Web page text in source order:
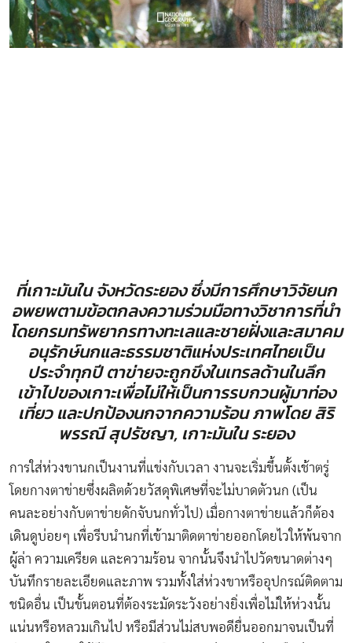
ที่เกาะมันใน จังหวัดระยอง ซึ่งมีการศึกษาวิจัยนก
อพยพตามข้อตกลงความร่วมมือทางวิชาการที่นำ
โดยกรมทรัพยากรทางทะเลและชายฝั่งและสมาคม
อนุรักษ์นกและธรรมชาติแห่งประเทศไทยเป็น
ประจำทุกปี ตาข่ายจะถูกขึงในเทรลด้านในลึก
เข้าไปของเกาะเพื่อไม่ให้เป็นการรบกวนผู้มาท่อง
เที่ยว และปกป้องนกจากความร้อน ภาพโดย สิริ
พรรณี สุปรัชญา, เกาะมันใน ระยอง
การใส่ห่วงขานกเป็นงานที่แข่งกับเวลา งานจะเริ่มขึ้นตั้งเช้าตรู่
โดยกางตาข่ายซึ่งผลิตด้วยวัสดุพิเศษที่จะไม่บาดตัวนก (เป็น
คนละอย่างกับตาข่ายดักจับนกทั่วไป) เมื่อกางตาข่ายแล้วก็ต้อง
เดินดูบ่อยๆ เพื่อรีบนำนกที่เข้ามาติดตาข่ายออกโดยไวให้พ้นจาก
ผู้ล่า ความเครียด และความร้อน จากนั้นจึงนำไปวัดขนาดต่างๆ
บันทึกรายละเอียดและภาพ รวมทั้งใส่ห่วงขาหรืออุปกรณ์ติดตาม
ชนิดอื่น เป็นขั้นตอนที่ต้องระมัดระวังอย่างยิ่งเพื่อไม่ให้ห่วงนั้น
แน่นหรือหลวมเกินไป หรือมีส่วนไม่สบพอดียื่นออกมาจนเป็นที่